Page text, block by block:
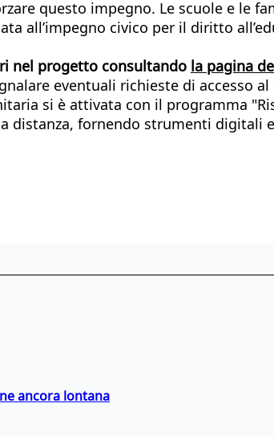
questo impegno. Le scuole e le
all’impegno civico per il diritto
nel progetto consultando la pagina
eventuali richieste di accesso
si è attivata con il programma
fornendo strumenti digitali
ancora lontana